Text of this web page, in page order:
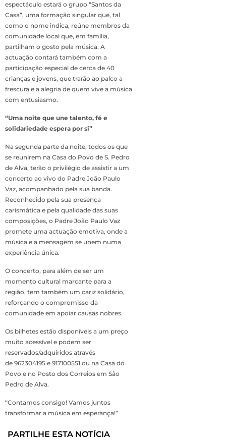
espectáculo estará o grupo “Santos da
Casa”, uma formação singular que, tal
como o nome indica, reúne membros da
comunidade local que, em família,
partilham o gosto pela música. A
actuação contará também com a
participação especial de cerca de 40
crianças e jovens, que trarão ao palco a
frescura e a alegria de quem vive a música
com entusiasmo.
“Uma noite que une talento, fé e
solidariedade espera por si”
Na segunda parte da noite, todos os que
se reunirem na Casa do Povo de S. Pedro
de Alva, terão o privilégio de assistir a um
concerto ao vivo do Padre João Paulo
Vaz, acompanhado pela sua banda.
Reconhecido pela sua presença
carismática e pela qualidade das suas
composições, o Padre João Paulo Vaz
promete uma actuação emotiva, onde a
música e a mensagem se unem numa
experiência única.
O concerto, para além de ser um
momento cultural marcante para a
região, tem também um cariz solidário,
reforçando o compromisso da
comunidade em apoiar causas nobres.
Os bilhetes estão disponíveis a um preço
muito acessível e podem ser
reservados/adquiridos através
de 962304195 e 917100551 ou na Casa do
Povo e no Posto dos Correios em São
Pedro de Alva.
“Contamos consigo! Vamos juntos
transformar a música em esperança!”
PARTILHE ESTA NOTÍCIA